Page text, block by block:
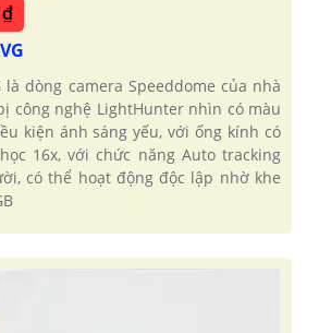
là dòng camera Speeddome của nhà
công nghệ LightHunter nhìn có màu
kiện ánh sáng yếu, với ống kính có
16x, với chức năng Auto tracking
có thể hoạt động độc lập nhờ khe